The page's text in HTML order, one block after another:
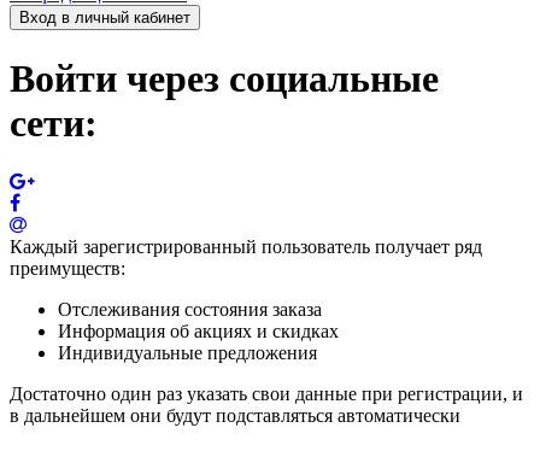
Вход в личный кабинет
Войти через социальные
сети:
Каждый зарегистрированный пользователь получает ряд
преимуществ:
Отслеживания состояния заказа
Информация об акциях и скидках
Индивидуальные предложения
Достаточно один раз указать свои данные при регистрации, и
в дальнейшем они будут подставляться автоматически